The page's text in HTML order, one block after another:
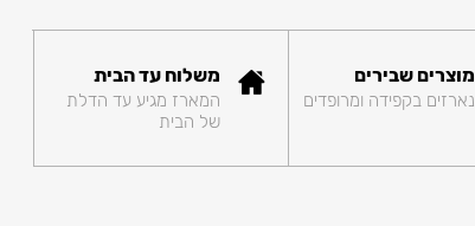
מוצרים שבירים
נארזים בקפידה ומרופדים
משלוח עד הבית
המארז מגיע עד הדלת
של הבית